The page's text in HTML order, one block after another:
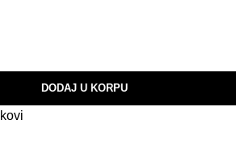
DODAJ U KORPU